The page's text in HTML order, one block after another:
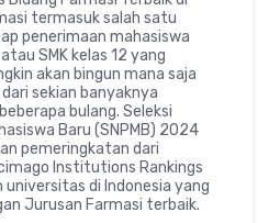
termasuk salah satu
penerimaan mahasiswa
SMK kelas 12 yang
akan bingun mana saja
sekian banyaknya
bulang. Seleksi
Baru (SNPMB) 2024
pemeringkatan dari
Institutions Rankings
universitas di Indonesia yang
Jurusan Farmasi terbaik.